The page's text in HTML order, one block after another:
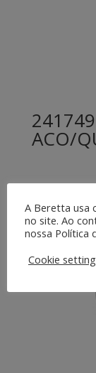
ACO/
A Beretta usa
no site. Ao
nossa Política
Cookie